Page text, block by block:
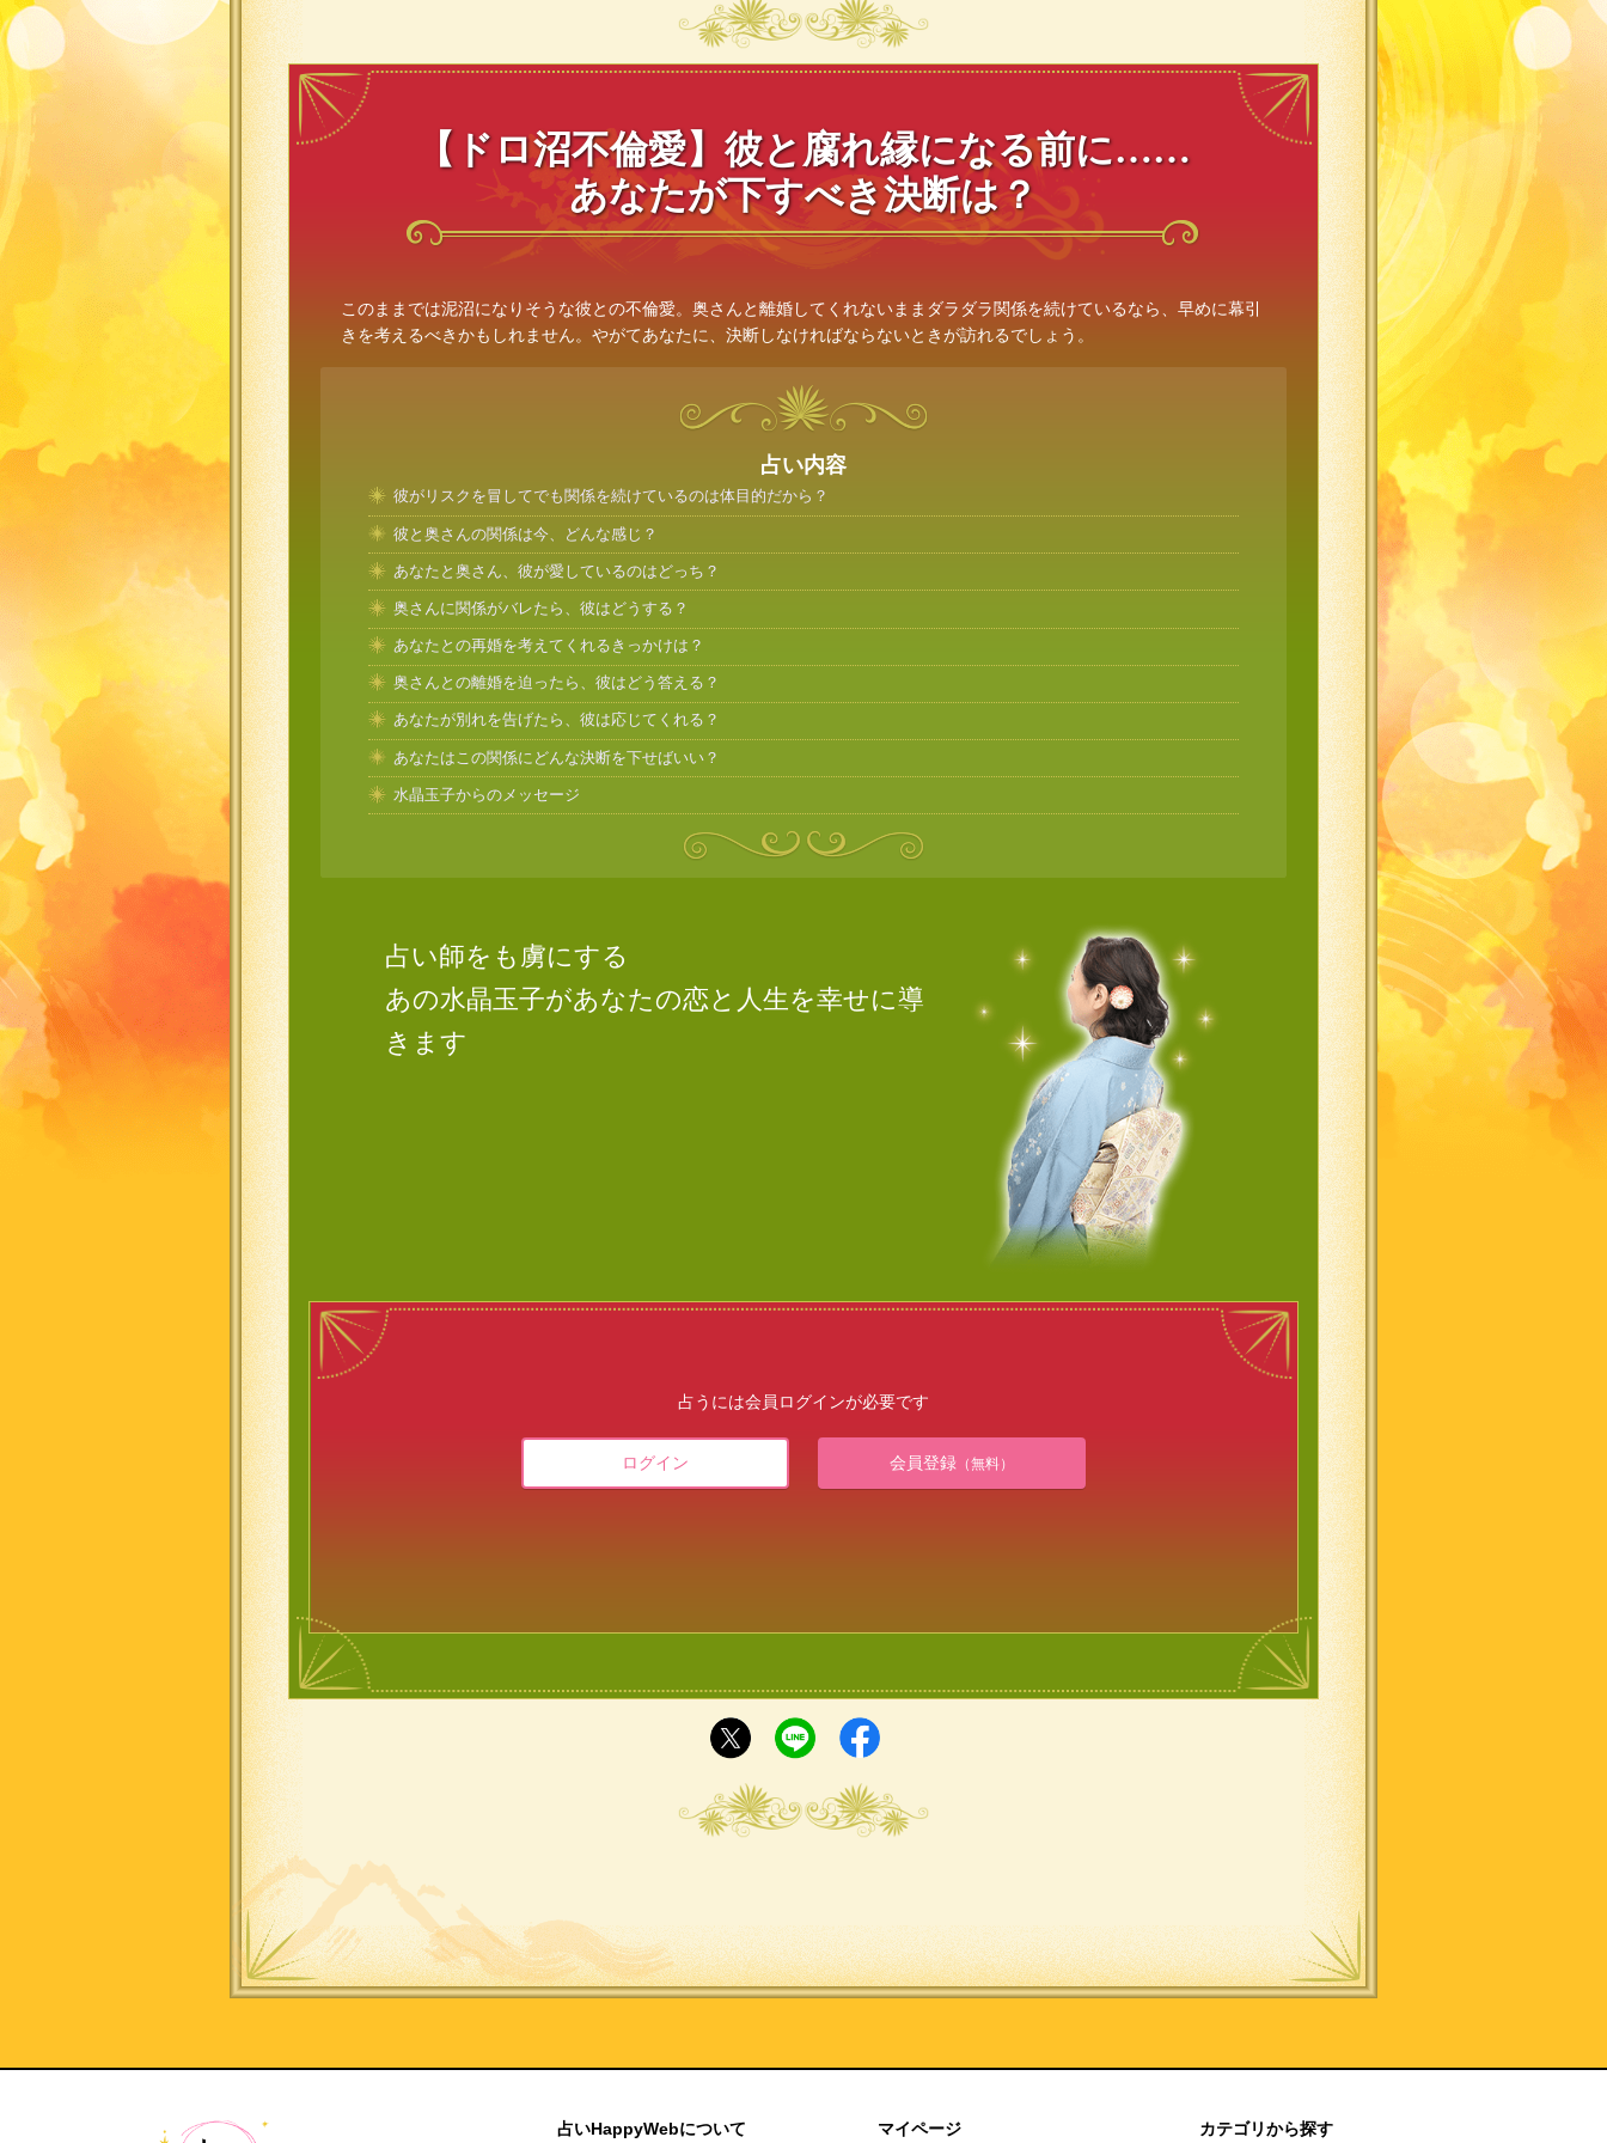
【ドロ沼不倫愛】彼と腐れ縁になる前に……
あなたが下すべき決断は？
このままでは泥沼になりそうな彼との不倫愛。奥さんと離婚してくれないままダラダラ関係を続けているなら、早めに幕引
きを考えるべきかもしれません。やがてあなたに、決断しなければならないときが訪れるでしょう。
占い内容
彼がリスクを冒してでも関係を続けているのは体目的だから？
彼と奥さんの関係は今、どんな感じ？
あなたと奥さん、彼が愛しているのはどっち？
奥さんに関係がバレたら、彼はどうする？
あなたとの再婚を考えてくれるきっかけは？
奥さんとの離婚を迫ったら、彼はどう答える？
あなたが別れを告げたら、彼は応じてくれる？
あなたはこの関係にどんな決断を下せばいい？
水晶玉子からのメッセージ
占い師をも虜にする
あの水晶玉子があなたの恋と人生を幸せに導
きます
占うには会員ログインが必要です
ログイン 会員登録 （無料）
占いHappyWebについて マイページ カテゴリから探す